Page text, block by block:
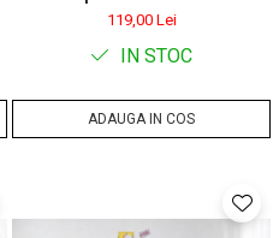
119,00 Lei
IN STOC
ADAUGA IN COS